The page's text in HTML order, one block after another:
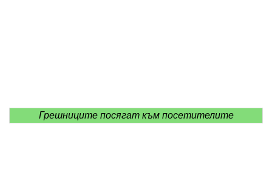
Грешниците посягат към посетителите